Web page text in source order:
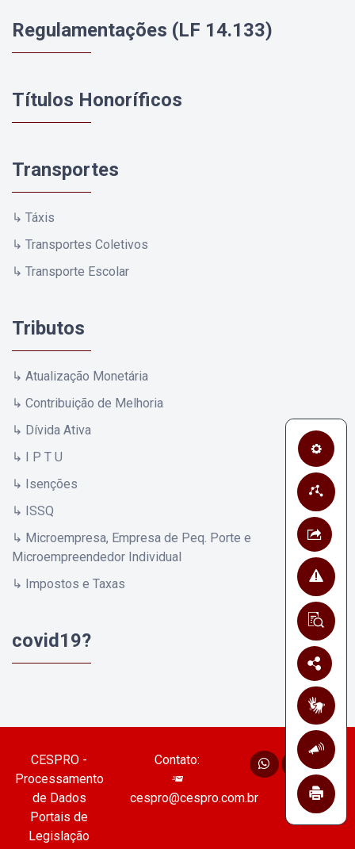
Regulamentações (LF 14.133)
Títulos Honoríficos
Transportes
↳ Táxis
↳ Transportes Coletivos
↳ Transporte Escolar
Tributos
↳ Atualização Monetária
↳ Contribuição de Melhoria
↳ Dívida Ativa
↳ I P T U
↳ Isenções
↳ ISSQ
↳ Microempresa, Empresa de Peq. Porte e
Microempreendedor Individual
↳ Impostos e Taxas
covid19?
CESPRO -
Processamento
de Dados
Portais de
Legislação
Contato:
cespro@cespro.com.br